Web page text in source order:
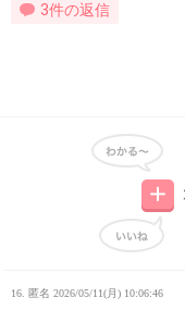
3件の返信
16. 匿名 2026/05/11(月) 10:06:46